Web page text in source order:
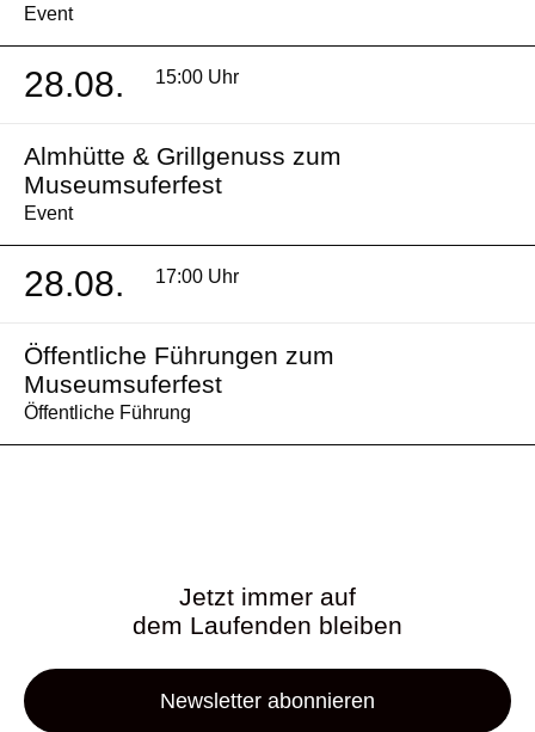
Event
28.08. 15:00 Uhr
Almhütte & Grillgenuss zum
Museumsuferfest
Event
28.08. 17:00 Uhr
Öffentliche Führungen zum
Museumsuferfest
Öffentliche Führung
Jetzt immer auf
dem Laufenden bleiben
Newsletter abonnieren